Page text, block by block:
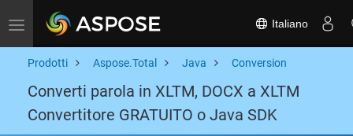
Toggle navigation Italiano
Prodotti Aspose.Total Java Conversion
Converti parola in XLTM, DOCX a XLTM
Convertitore GRATUITO o Java SDK